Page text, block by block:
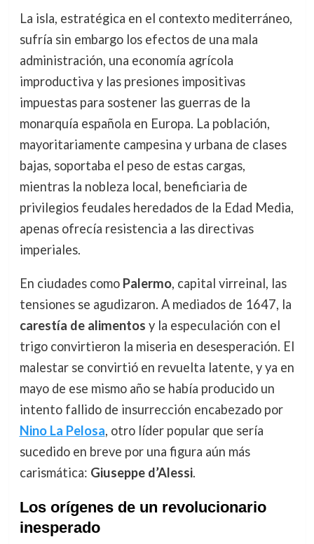
La isla, estratégica en el contexto mediterráneo,
sufría sin embargo los efectos de una mala
administración, una economía agrícola
improductiva y las presiones impositivas
impuestas para sostener las guerras de la
monarquía española en Europa. La población,
mayoritariamente campesina y urbana de clases
bajas, soportaba el peso de estas cargas,
mientras la nobleza local, beneficiaria de
privilegios feudales heredados de la Edad Media,
apenas ofrecía resistencia a las directivas
imperiales.
En ciudades como Palermo, capital virreinal, las
tensiones se agudizaron. A mediados de 1647, la
carestía de alimentos y la especulación con el
trigo convirtieron la miseria en desesperación. El
malestar se convirtió en revuelta latente, y ya en
mayo de ese mismo año se había producido un
intento fallido de insurrección encabezado por
Nino La Pelosa, otro líder popular que sería
sucedido en breve por una figura aún más
carismática: Giuseppe d’Alessi.
Los orígenes de un revolucionario
inesperado